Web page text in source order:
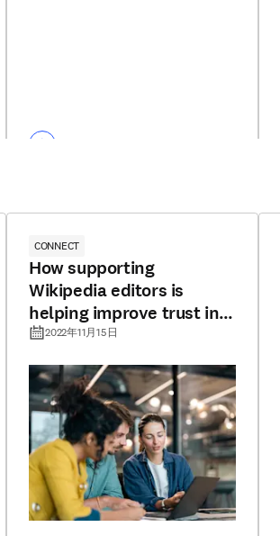
CONNECT
How supporting
Wikipedia editors is
helping improve trust in
science
2022年11月15日